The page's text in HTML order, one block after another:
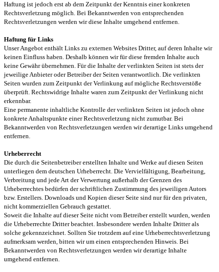
Haftung ist jedoch erst ab dem Zeitpunkt der Kenntnis einer konkreten
Rechtsverletzung möglich. Bei Bekanntwerden von entsprechenden
Rechtsverletzungen werden wir diese Inhalte umgehend entfernen.
Haftung für Links
Unser Angebot enthält Links zu externen Websites Dritter, auf deren Inhalte wir
keinen Einfluss haben. Deshalb können wir für diese fremden Inhalte auch
keine Gewähr übernehmen. Für die Inhalte der verlinkten Seiten ist stets der
jeweilige Anbieter oder Betreiber der Seiten verantwortlich. Die verlinkten
Seiten wurden zum Zeitpunkt der Verlinkung auf mögliche Rechtsverstöße
überprüft. Rechtswidrige Inhalte waren zum Zeitpunkt der Verlinkung nicht
erkennbar.
Eine permanente inhaltliche Kontrolle der verlinkten Seiten ist jedoch ohne
konkrete Anhaltspunkte einer Rechtsverletzung nicht zumutbar. Bei
Bekanntwerden von Rechtsverletzungen werden wir derartige Links umgehend
entfernen.
Urheberrecht
Die durch die Seitenbetreiber erstellten Inhalte und Werke auf diesen Seiten
unterliegen dem deutschen Urheberrecht. Die Vervielfältigung, Bearbeitung,
Verbreitung und jede Art der Verwertung außerhalb der Grenzen des
Urheberrechtes bedürfen der schriftlichen Zustimmung des jeweiligen Autors
bzw. Erstellers. Downloads und Kopien dieser Seite sind nur für den privaten,
nicht kommerziellen Gebrauch gestattet.
Soweit die Inhalte auf dieser Seite nicht vom Betreiber erstellt wurden, werden
die Urheberrechte Dritter beachtet. Insbesondere werden Inhalte Dritter als
solche gekennzeichnet. Sollten Sie trotzdem auf eine Urheberrechtsverletzung
aufmerksam werden, bitten wir um einen entsprechenden Hinweis. Bei
Bekanntwerden von Rechtsverletzungen werden wir derartige Inhalte
umgehend entfernen.